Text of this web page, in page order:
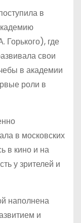
в
Горького), где
свои
в академии
роли в
в московских
в кино и на
у зрителей и
наполнена
и